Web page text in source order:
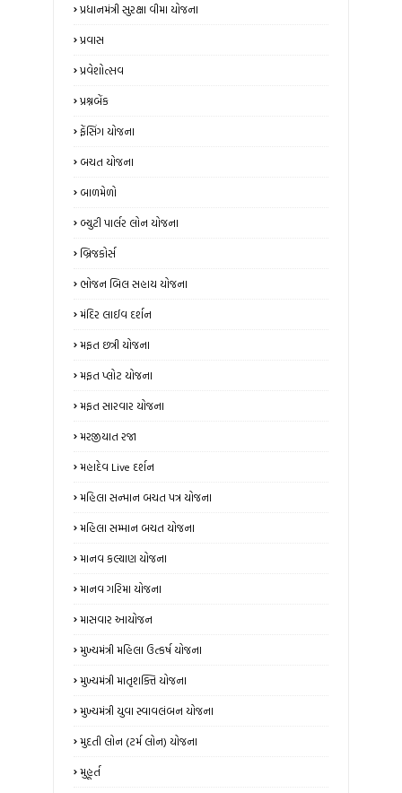
પ્રધાનમંત્રી સુરક્ષા વીમા યોજના
પ્રવાસ
પ્રવેશોત્સવ
પ્રશ્નબેંક
ફેંસિંગ યોજના
બચત યોજના
બાળમેળો
બ્યુટી પાર્લર લોન યોજના
બ્રિજકોર્સ
ભોજન બિલ સહાય યોજના
મંદિર લાઈવ દર્શન
મફત છત્રી યોજના
મફત પ્લોટ યોજના
મફત સારવાર યોજના
મરજીયાત રજા
મહાદેવ Live દર્શન
મહિલા સન્માન બચત પત્ર યોજના
મહિલા સમ્માન બચત યોજના
માનવ કલ્યાણ યોજના
માનવ ગરિમા યોજના
માસવાર આયોજન
મુખ્યમંત્રી મહિલા ઉત્કર્ષ યોજના
મુખ્યમંત્રી માતૃશક્તિ યોજના
મુખ્યમંત્રી યુવા સ્વાવલંબન યોજના
મુદતી લોન (ટર્મ લોન) યોજના
મુહૂર્ત